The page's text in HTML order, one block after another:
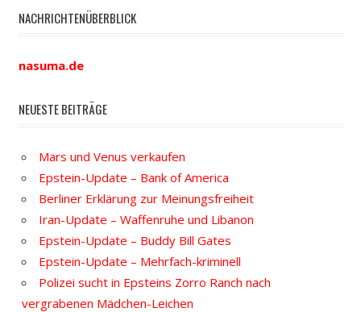
NACHRICHTENÜBERBLICK
nasuma.de
NEUESTE BEITRÄGE
Mars und Venus verkaufen
Epstein-Update – Bank of America
Berliner Erklärung zur Meinungsfreiheit
Iran-Update – Waffenruhe und Libanon
Epstein-Update – Buddy Bill Gates
Epstein-Update – Mehrfach-kriminell
Polizei sucht in Epsteins Zorro Ranch nach
vergrabenen Mädchen-Leichen